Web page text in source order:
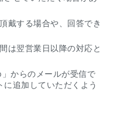
戴する場合や、回答でき
は翌営業日以降の対応と
からのメールが受信で
追加していただくよう